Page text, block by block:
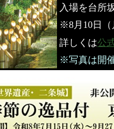
入場を台所
※8月10日（
詳しくは公
※写真は開